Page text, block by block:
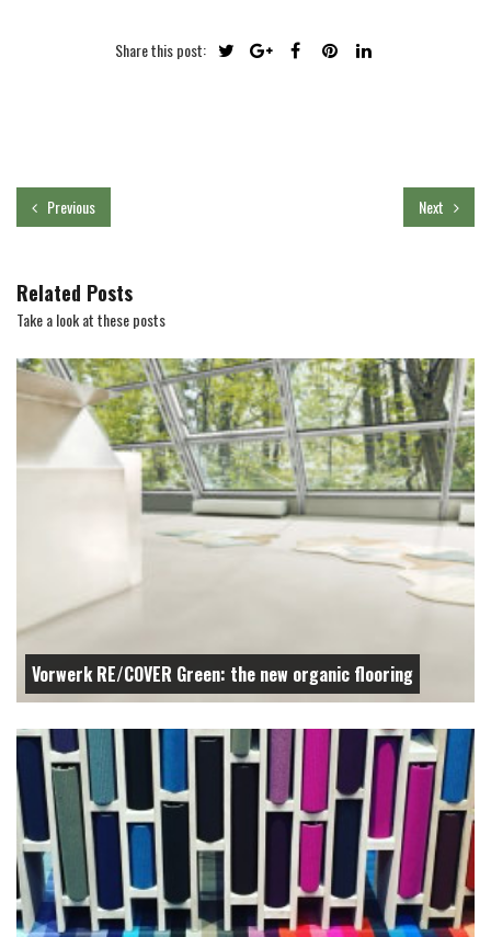
Share this post:
Previous Next
Related Posts
Take a look at these posts
Vorwerk RE/COVER Green: the new organic flooring